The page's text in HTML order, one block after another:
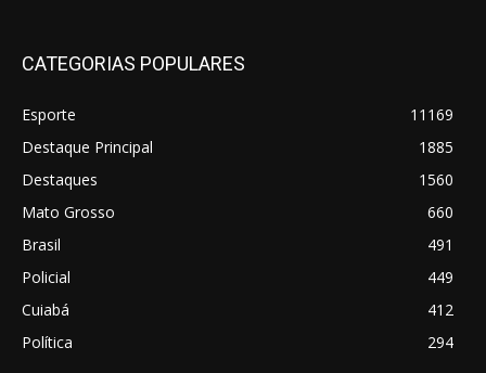
CATEGORIAS POPULARES
Esporte
11169
Destaque Principal
1885
Destaques
1560
Mato Grosso
660
Brasil
491
Policial
449
Cuiabá
412
Política
294